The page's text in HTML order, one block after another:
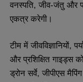
वनस्पति, जीव-जंतु और
एकत्र करेगी।
टीम में जीवविज्ञानियों,
और प्रशिक्षित गाइड्स
ड्रोन सर्वे, जीपीएस